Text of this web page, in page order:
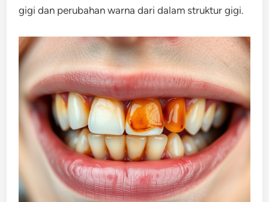
gigi dan perubahan warna dari dalam struktur gigi.